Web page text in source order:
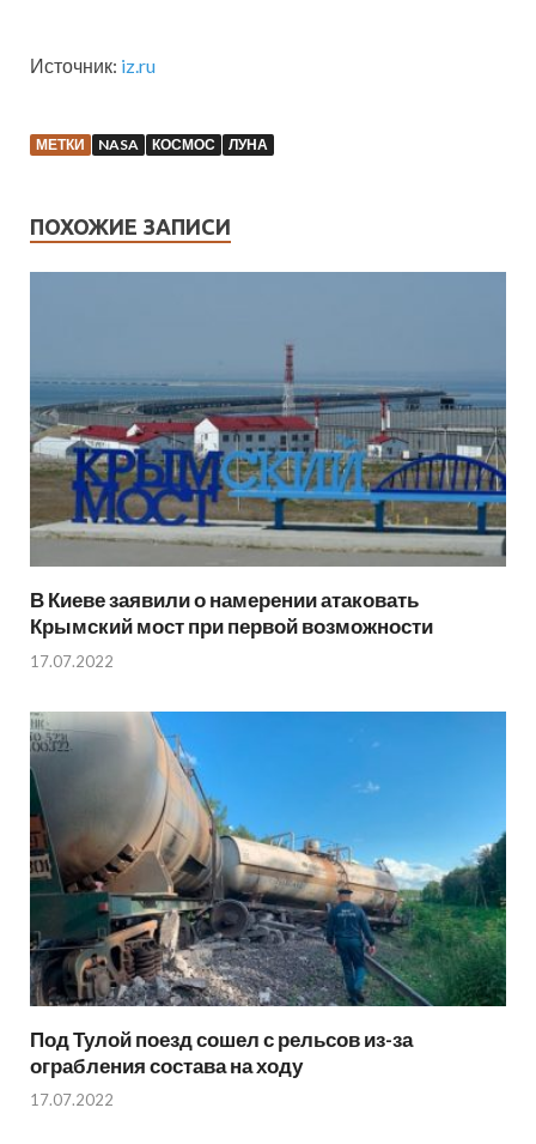
Источник: iz.ru
МЕТКИ NASA КОСМОС ЛУНА
ПОХОЖИЕ ЗАПИСИ
В Киеве заявили о намерении атаковать
Крымский мост при первой возможности
17.07.2022
Под Тулой поезд сошел с рельсов из-за
ограбления состава на ходу
17.07.2022